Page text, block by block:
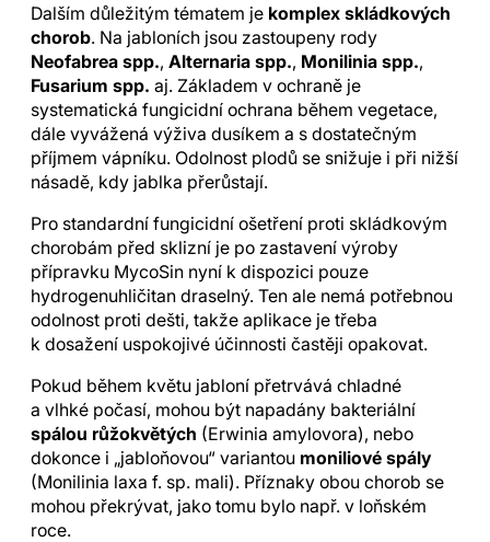
Dalším důležitým tématem je komplex skládkových
chorob. Na jabloních jsou zastoupeny rody
Neofabrea spp., Alternaria spp., Monilinia spp.,
Fusarium spp. aj. Základem v ochraně je
systematická fungicidní ochrana během vegetace,
dále vyvážená výživa dusíkem a s dostatečným
příjmem vápníku. Odolnost plodů se snižuje i při nižší
násadě, kdy jablka přerůstají.
Pro standardní fungicidní ošetření proti skládkovým
chorobám před sklizní je po zastavení výroby
přípravku MycoSin nyní k dispozici pouze
hydrogenuhličitan draselný. Ten ale nemá potřebnou
odolnost proti dešti, takže aplikace je třeba
k dosažení uspokojivé účinnosti častěji opakovat.
Pokud během květu jabloní přetrvává chladné
a vlhké počasí, mohou být napadány bakteriální
spálou růžokvětých (Erwinia amylovora), nebo
dokonce i „jabloňovou“ variantou moniliové spály
(Monilinia laxa f. sp. mali). Příznaky obou chorob se
mohou překrývat, jako tomu bylo např. v loňském
roce.